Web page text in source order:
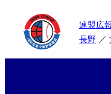
連盟広
長野